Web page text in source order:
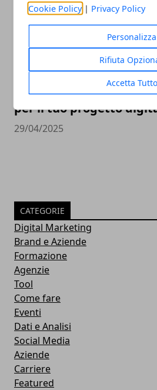
Cookie Policy | Privacy Policy
Personalizza
Rifiuta
Accetta Tutto
Come scegliere la Web
per il tuo progetto
29/04/2025
CATEGORIE
Digital Marketing
Brand e Aziende
Formazione
Agenzie
Tool
Come fare
Eventi
Dati e Analisi
Social Media
Aziende
Carriere
Featured